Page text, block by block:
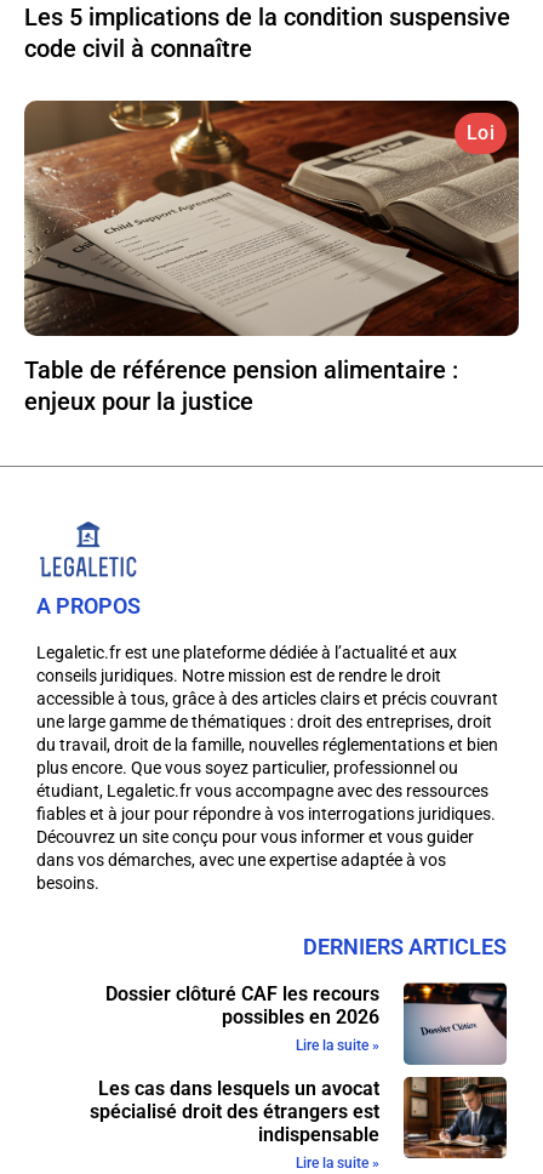
Les 5 implications de la condition suspensive
code civil à connaître
Loi
Table de référence pension alimentaire :
enjeux pour la justice
A PROPOS
Legaletic.fr est une plateforme dédiée à l’actualité et aux
conseils juridiques. Notre mission est de rendre le droit
accessible à tous, grâce à des articles clairs et précis couvrant
une large gamme de thématiques : droit des entreprises, droit
du travail, droit de la famille, nouvelles réglementations et bien
plus encore. Que vous soyez particulier, professionnel ou
étudiant, Legaletic.fr vous accompagne avec des ressources
fiables et à jour pour répondre à vos interrogations juridiques.
Découvrez un site conçu pour vous informer et vous guider
dans vos démarches, avec une expertise adaptée à vos
besoins.
DERNIERS ARTICLES
Dossier clôturé CAF les recours
possibles en 2026
Lire la suite »
Les cas dans lesquels un avocat
spécialisé droit des étrangers est
indispensable
Lire la suite »